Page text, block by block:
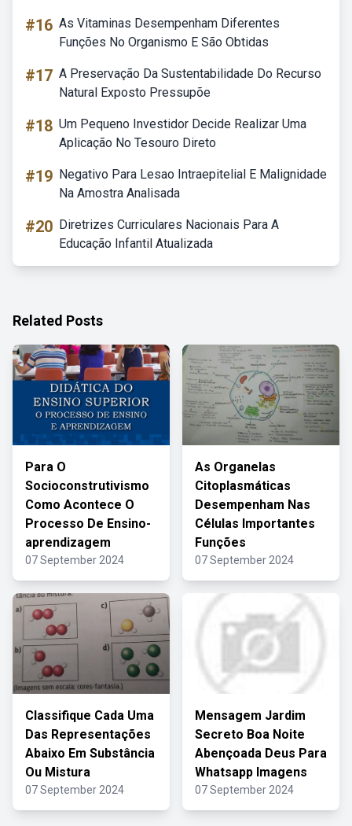
#16 As Vitaminas Desempenham Diferentes
Funções No Organismo E São Obtidas
#17 A Preservação Da Sustentabilidade Do Recurso
Natural Exposto Pressupõe
#18 Um Pequeno Investidor Decide Realizar Uma
Aplicação No Tesouro Direto
#19 Negativo Para Lesao Intraepitelial E Malignidade
Na Amostra Analisada
#20 Diretrizes Curriculares Nacionais Para A
Educação Infantil Atualizada
Related Posts
Para O
Socioconstrutivismo
Como Acontece O
Processo De Ensino-
aprendizagem
07 September 2024
As Organelas
Citoplasmáticas
Desempenham Nas
Células Importantes
Funções
07 September 2024
Classifique Cada Uma
Das Representações
Abaixo Em Substância
Ou Mistura
07 September 2024
Mensagem Jardim
Secreto Boa Noite
Abençoada Deus Para
Whatsapp Imagens
07 September 2024